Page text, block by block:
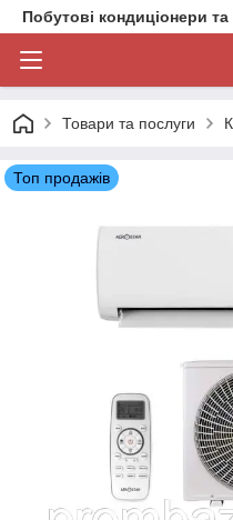
Побутові кондиціонери та
Товари та послуги
Топ продажів